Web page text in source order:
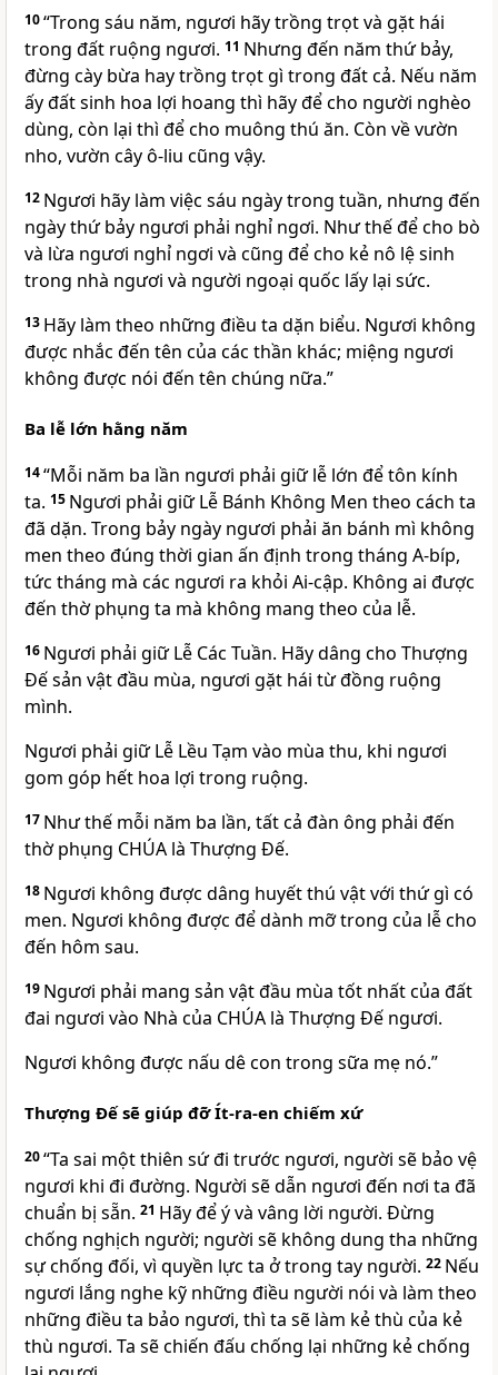
10“Trong sáu năm, ngươi hãy trồng trọt và gặt hái
trong đất ruộng ngươi. 11 Nhưng đến năm thứ bảy,
đừng cày bừa hay trồng trọt gì trong đất cả. Nếu năm
ấy đất sinh hoa lợi hoang thì hãy để cho người nghèo
dùng, còn lại thì để cho muông thú ăn. Còn về vườn
nho, vườn cây ô-liu cũng vậy.
12 Ngươi hãy làm việc sáu ngày trong tuần, nhưng đến
ngày thứ bảy ngươi phải nghỉ ngơi. Như thế để cho bò
và lừa ngươi nghỉ ngơi và cũng để cho kẻ nô lệ sinh
trong nhà ngươi và người ngoại quốc lấy lại sức.
13 Hãy làm theo những điều ta dặn biểu. Ngươi không
được nhắc đến tên của các thần khác; miệng ngươi
không được nói đến tên chúng nữa.”
Ba lễ lớn hằng năm
14“Mỗi năm ba lần ngươi phải giữ lễ lớn để tôn kính
ta. 15 Ngươi phải giữ Lễ Bánh Không Men theo cách ta
đã dặn. Trong bảy ngày ngươi phải ăn bánh mì không
men theo đúng thời gian ấn định trong tháng A-bíp,
tức tháng mà các ngươi ra khỏi Ai-cập. Không ai được
đến thờ phụng ta mà không mang theo của lễ.
16 Ngươi phải giữ Lễ Các Tuần. Hãy dâng cho Thượng
Đế sản vật đầu mùa, ngươi gặt hái từ đồng ruộng
mình.
Ngươi phải giữ Lễ Lều Tạm vào mùa thu, khi ngươi
gom góp hết hoa lợi trong ruộng.
17 Như thế mỗi năm ba lần, tất cả đàn ông phải đến
thờ phụng CHÚA là Thượng Đế.
18 Ngươi không được dâng huyết thú vật với thứ gì có
men. Ngươi không được để dành mỡ trong của lễ cho
đến hôm sau.
19 Ngươi phải mang sản vật đầu mùa tốt nhất của đất
đai ngươi vào Nhà của CHÚA là Thượng Đế ngươi.
Ngươi không được nấu dê con trong sữa mẹ nó.”
Thượng Đế sẽ giúp đỡ Ít-ra-en chiếm xứ
20“Ta sai một thiên sứ đi trước ngươi, người sẽ bảo vệ
ngươi khi đi đường. Người sẽ dẫn ngươi đến nơi ta đã
chuẩn bị sẵn. 21 Hãy để ý và vâng lời người. Đừng
chống nghịch người; người sẽ không dung tha những
sự chống đối, vì quyền lực ta ở trong tay người. 22 Nếu
ngươi lắng nghe kỹ những điều người nói và làm theo
những điều ta bảo ngươi, thì ta sẽ làm kẻ thù của kẻ
thù ngươi. Ta sẽ chiến đấu chống lại những kẻ chống